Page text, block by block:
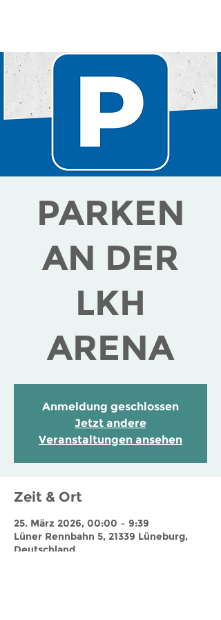
PARKEN
AN DER
LKH
ARENA
Anmeldung geschlossen
Jetzt andere
Veranstaltungen ansehen
Zeit & Ort
25. März 2026, 00:00 – 9:39
Lüner Rennbahn 5, 21339 Lüneburg,
Deutschland